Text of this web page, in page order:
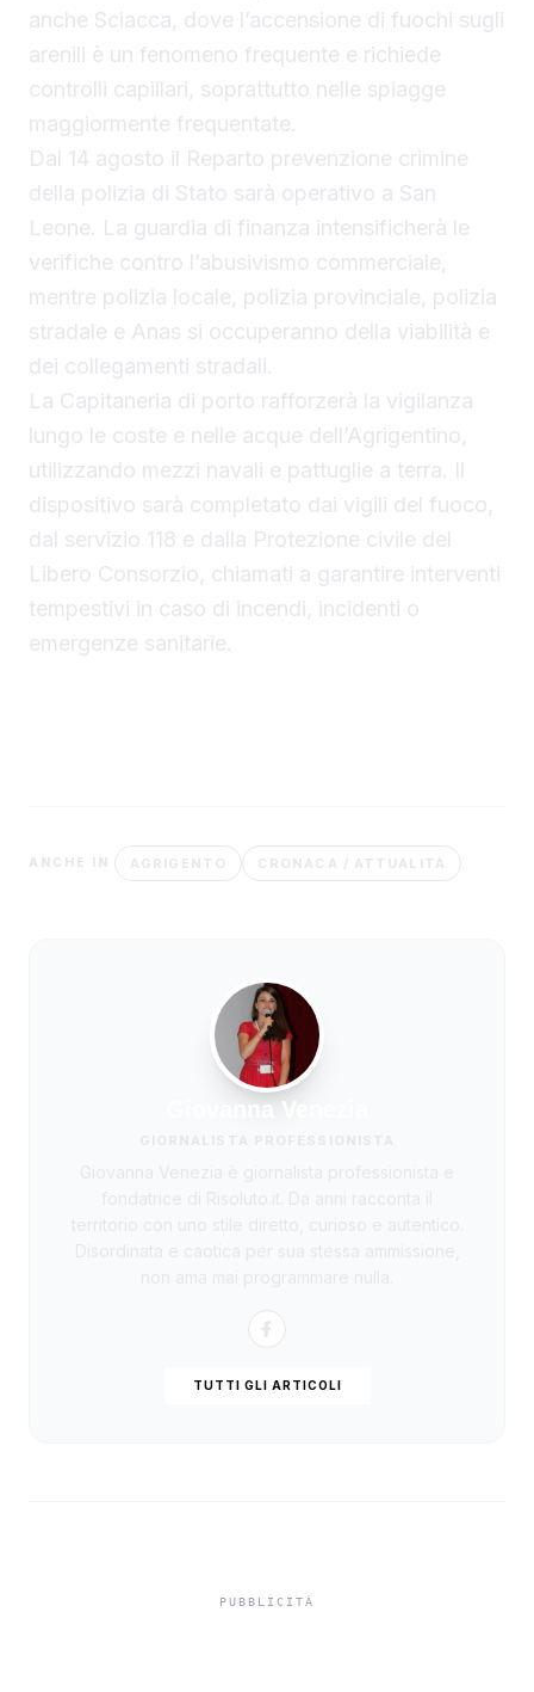
anche Sciacca, dove l’accensione di fuochi sugli
arenili è un fenomeno frequente e richiede
controlli capillari, soprattutto nelle spiagge
maggiormente frequentate.
Dal 14 agosto il Reparto prevenzione crimine
della polizia di Stato sarà operativo a San
Leone. La guardia di finanza intensificherà le
verifiche contro l’abusivismo commerciale,
mentre polizia locale, polizia provinciale, polizia
stradale e Anas si occuperanno della viabilità e
dei collegamenti stradali.
La Capitaneria di porto rafforzerà la vigilanza
lungo le coste e nelle acque dell’Agrigentino,
utilizzando mezzi navali e pattuglie a terra. Il
dispositivo sarà completato dai vigili del fuoco,
dal servizio 118 e dalla Protezione civile del
Libero Consorzio, chiamati a garantire interventi
tempestivi in caso di incendi, incidenti o
emergenze sanitarie.
ANCHE IN AGRIGENTO CRONACA / ATTUALITÀ
Giovanna Venezia
TUTTI GLI ARTICOLI